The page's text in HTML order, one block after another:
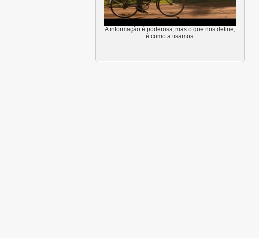
A informação é poderosa, mas o que nos define,
é como a usamos.